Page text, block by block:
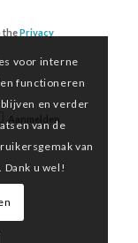
thePrivacy
Aanmelden
voor interne
functioneren
en verder
van de
van
u wel!